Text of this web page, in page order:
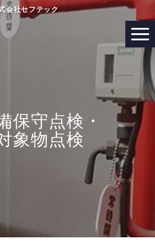
保守点検・
象物点検
会社セフテック